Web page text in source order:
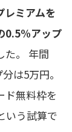
レミアムを
0.5%アップ
た。 年間
は5万円。
ド無料枠を
いう試算で